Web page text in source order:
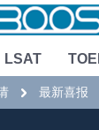
LSAT
最新喜报